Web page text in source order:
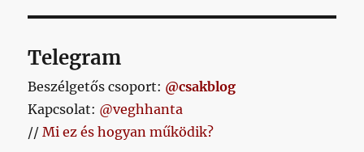
Telegram
Beszélgetős csoport: @csakblog
Kapcsolat: @veghhanta
//Mi ez és hogyan működik?